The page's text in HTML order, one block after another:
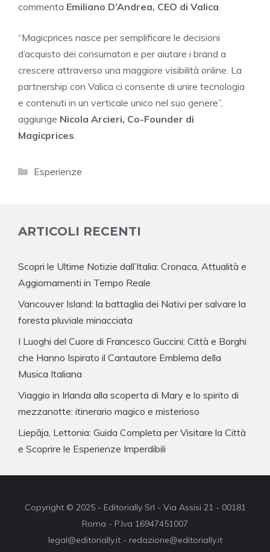
commenta Emiliano D’Andrea, CEO di Valica.
“Magicprices nasce per semplificare le decisioni
d’acquisto dei consumatori e per aiutare i brand a
crescere attraverso una maggiore visibilità online. La
partnership con Valica ci consente di unire tecnologia
e contenuti in un verticale unico nel suo genere”,
aggiunge Nicola Arcieri, Co-Founder di
Magicprices.
Categorie
Esperienze
ARTICOLI RECENTI
Scopri le Ultime Notizie dall’Italia: Cronaca, Attualità e
Aggiornamenti in Tempo Reale
Vancouver Island: la battaglia dei Nativi per salvare la
foresta pluviale minacciata
I Luoghi del Cuore di Francesco Guccini: Città e Borghi
che Hanno Ispirato il Cantautore Emblema della
Musica Italiana
Viaggio in Irlanda alla scoperta di Mary e lo spirito di
mezzanotte: itinerario magico e misterioso
Liepāja, Lettonia: Guida Completa per Visitare la Città
e Scoprire le Esperienze Imperdibili
Copyright © 2025 - Editorially Srl - Via Assisi 21 - 00181
Roma - P.Iva 16947451007
legal@editorially.it - redazione@editorially.it